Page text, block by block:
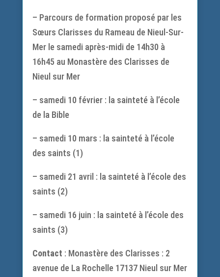
– Parcours de formation proposé par les
Sœurs Clarisses du Rameau de Nieul-Sur-
Mer le samedi après-midi de 14h30 à
16h45 au Monastère des Clarisses de
Nieul sur Mer
– samedi 10 février : la sainteté à l’école
de la Bible
– samedi 10 mars : la sainteté à l’école
des saints (1)
– samedi 21 avril : la sainteté à l’école des
saints (2)
– samedi 16 juin : la sainteté à l’école des
saints (3)
Contact : Monastère des Clarisses : 2
avenue de La Rochelle 17137 Nieul sur Mer